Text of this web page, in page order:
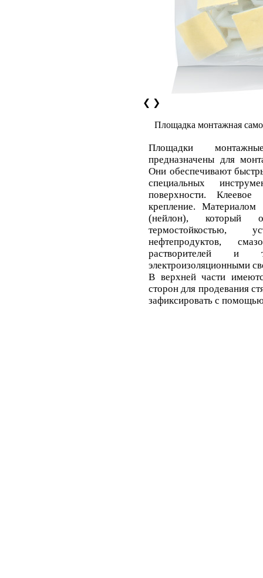
❮ ❯
Площадка монтажная
Площадки
предназначены для
Они обеспечивают
специальных
поверхности. Клеевое
крепление. Материалом
(нейлон), который
термостойкостью,
нефтепродуктов,
растворителей
электроизоляционными
В верхней части
сторон для продевания
зафиксировать с